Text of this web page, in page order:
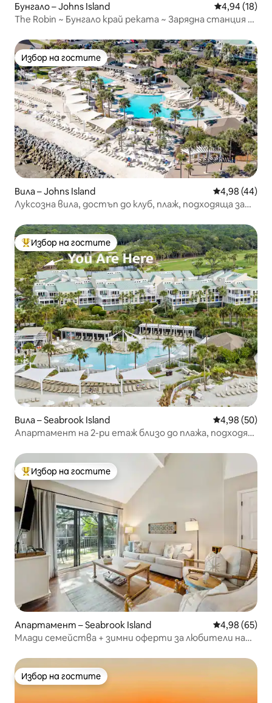
Бунгало – Johns Island Средна
4,94 (18)
The Robin ~ Бунгало край реката ~ Зарядна станция за
Избор на гостите
Избор на гостите
Вила – Johns Island Средна
4,98 (44)
Луксозна вила, достъп до клуб, плаж, подходяща за
Най-популярен избор на гостите
Избор на гостите
Вила – Seabrook Island Средна
4,98 (50)
Апартамент на 2-ри етаж близо до плажа, подходящ
Най-популярен избор на гостите
Избор на гостите
Апартамент – Seabrook Island Средна
4,98 (65)
Млади семейства + зимни оферти за любители на
Избор на гостите
Избор на гостите